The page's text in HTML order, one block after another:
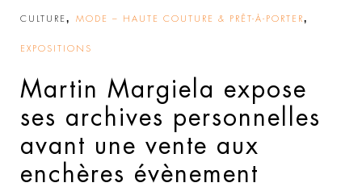
CULTURE , MODE – HAUTE COUTURE & PRÊT-À-PORTER,
EXPOSITIONS
Martin Margiela expose
ses archives personnelles
avant une vente aux
enchères évènement